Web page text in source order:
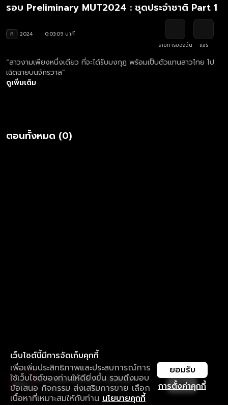
รอบ Preliminary MUT2024 : ชุดประจำชาติ Part 1
ท 2024
0:03:09 นาที
รายการของฉัน
แชร์
“สาวงามเพียงหนึ่งเดียว ที่จะได้รับมงกุฎ พร้อมเป็นตัวแทนสาวไทย ไป
เฉิดฉายบนจักรวาล”
ดูเพิ่มเติม
ตอนทั้งหมด (0)
เว็บไซต์นี้มีการจัดเก็บคุกกี้
เพื่อเพิ่มประสิทธิภาพและประสบการณ์การ
ใช้เว็บไซต์ของท่านให้ดียิ่งขึ้น รวมถึงมอบ
ข้อเสนอ กิจกรรม ส่งเสริมการขาย เลือก
เนื้อหาที่เหมาะสมให้กับท่าน นโยบายคุกกี้
การตั้งค่าคุกกี้
ยอมรับ
ใช้งานแอป ลื่นไหลกว่า ไม่มีสะดุด
ดาวน์โหลดแอปเพื่อการรับชมที่ดีกว่า เปิด